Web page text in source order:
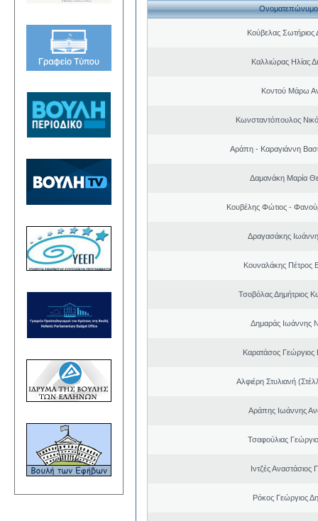
Ονοματεπώνυμο
Κούβελας Σωτήριος
Καλλιώρας Ηλίας
Κοντού Μάρω
Κωνσταντόπουλος
Αράπη - Καραγιάννη
Δαμανάκη Μαρία
Κουβέλης Φώτιος -
Δραγασάκης
Κουναλάκης Πέτρος
Τσοβόλας Δημήτριος
Δημαράς Ιωάννης
Καρατάσος Γεώργιος
Αλφιέρη Στυλιανή
Αράπης Ιωάννης
Τσαφούλιας
Ιντζές Αναστάσιος
Ρόκος Γεώργιος